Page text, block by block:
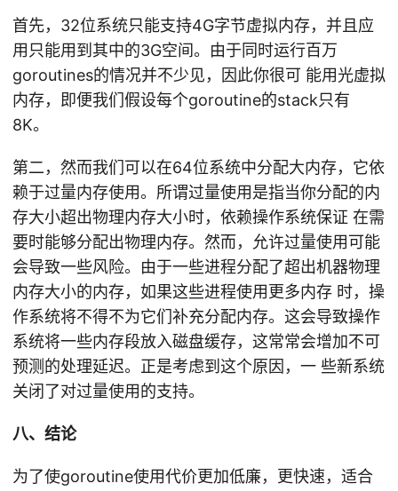
首先，32位系统只能支持4G字节虚拟内存，并且应
用只能用到其中的3G空间。由于同时运行百万
goroutines的情况并不少见，因此你很可 能用光虚拟
内存，即便我们假设每个goroutine的stack只有
8K。
第二，然而我们可以在64位系统中分配大内存，它依
赖于过量内存使用。所谓过量使用是指当你分配的内
存大小超出物理内存大小时，依赖操作系统保证 在需
要时能够分配出物理内存。然而，允许过量使用可能
会导致一些风险。由于一些进程分配了超出机器物理
内存大小的内存，如果这些进程使用更多内存 时，操
作系统将不得不为它们补充分配内存。这会导致操作
系统将一些内存段放入磁盘缓存，这常常会增加不可
预测的处理延迟。正是考虑到这个原因，一 些新系统
关闭了对过量使用的支持。
八、结论
为了使goroutine使用代价更加低廉，更快速，适合